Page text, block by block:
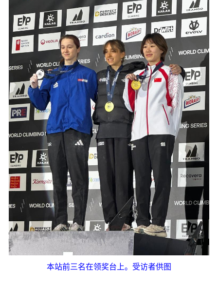
本站前三名在领奖台上。受访者供图